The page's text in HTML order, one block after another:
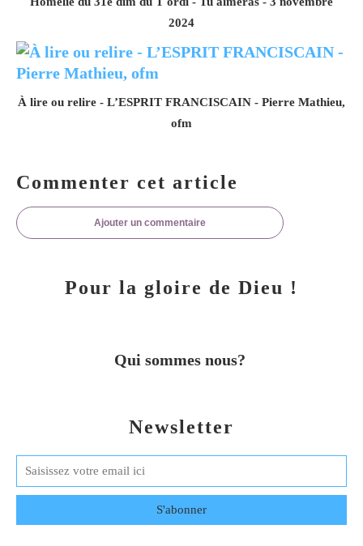
2024
À lire ou relire - L’ESPRIT FRANCISCAIN - Pierre Mathieu,
ofm
Commenter cet article
Ajouter un commentaire
Newsletter
Pour la gloire de Dieu !
Qui sommes nous?